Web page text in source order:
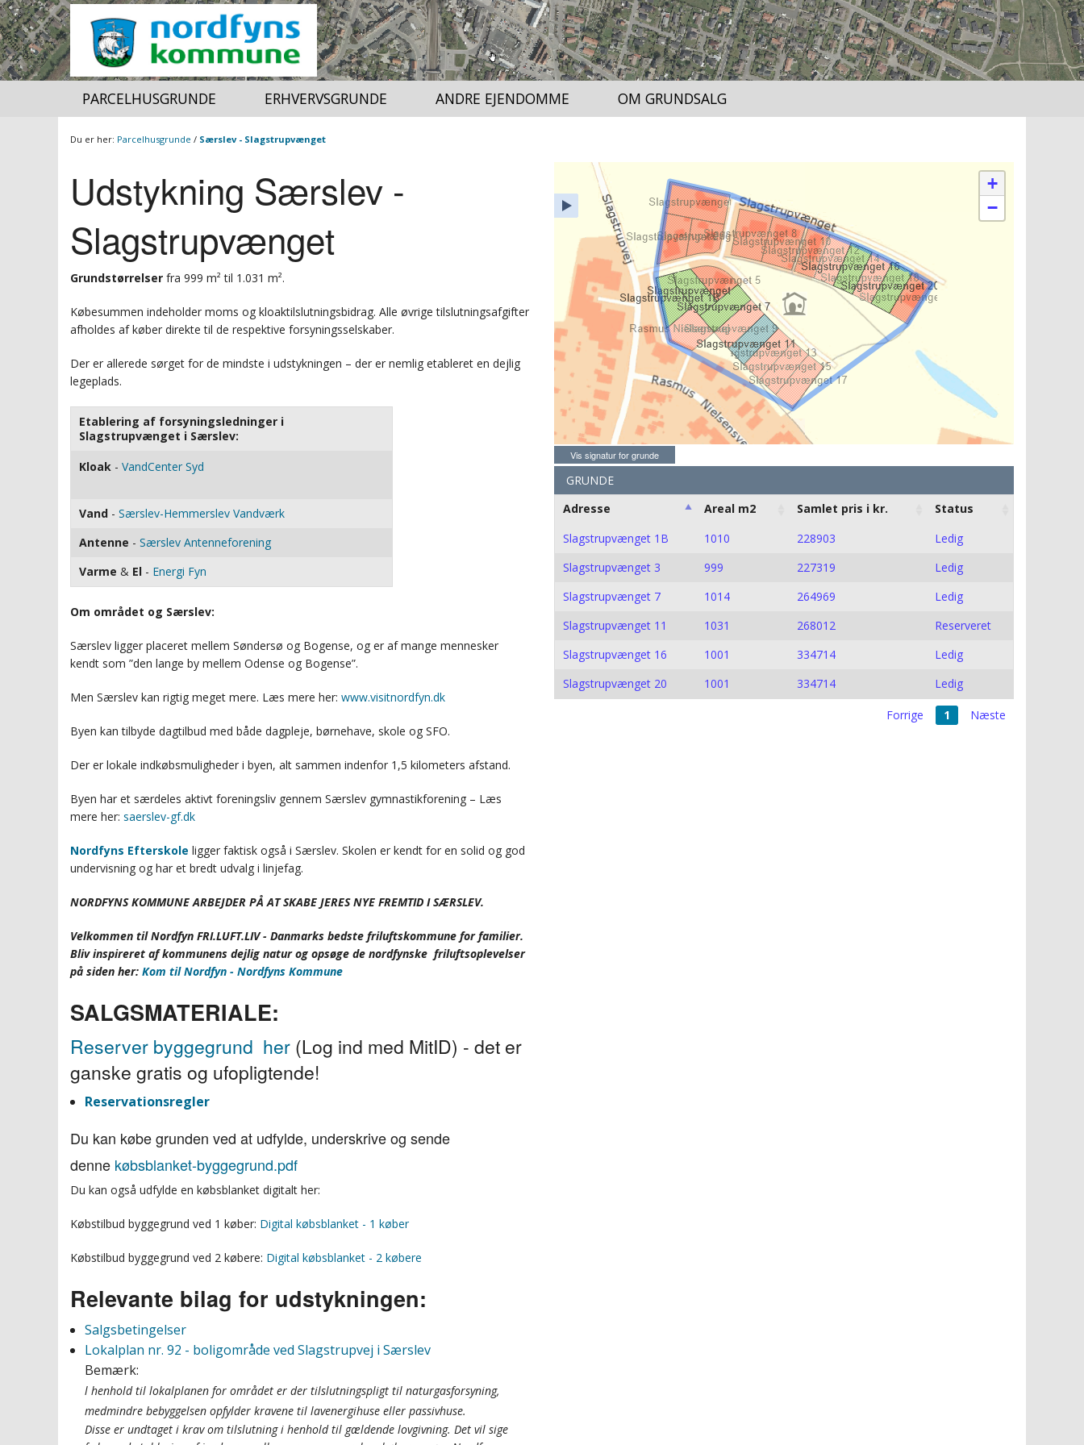
PARCELHUSGRUNDE ERHVERVSGRUNDE ANDRE EJENDOMME OM GRUNDSALG
Du er her: Parcelhusgrunde / Særslev - Slagstrupvænget
LAG
TILBAGE
SAGSBEHANDLERKORT
KMS SKÆRMKORT
LUFTFOTO FORÅR 2021
NATUR OG FRILUFTSKORT
GRUNDSALG_UDSTYKNING
SIGNATURFORKLARING
TILBAGE
GRUNDSALG_GRUND
Fuld skærm
+
−
Vis signatur for grunde
GRUNDE
Adresse
Areal m2 Samlet pris i kr.
Status
Slagstrupvænget 1B
1010 228903
Ledig
Slagstrupvænget 3
999 227319
Ledig
Slagstrupvænget 7
1014 264969
Ledig
Slagstrupvænget 11
1031 268012
Reserveret
Slagstrupvænget 16
1001 334714
Ledig
Slagstrupvænget 20
1001 334714 Ledig
Forrige 1 Næste
Udstykning Særslev -
Slagstrupvænget
Grundstørrelser fra 999 m² til 1.031 m².
Købesummen indeholder moms og kloaktilslutningsbidrag. Alle øvrige tilslutningsafgifter
afholdes af køber direkte til de respektive forsyningsselskaber.
Der er allerede sørget for de mindste i udstykningen – der er nemlig etableret en dejlig
legeplads.
Etablering af forsyningsledninger i
Slagstrupvænget i Særslev:
Kloak - VandCenter Syd
Vand - Særslev-Hemmerslev Vandværk
Antenne - Særslev Antenneforening
Varme & El - Energi Fyn
Om området og Særslev:
Særslev ligger placeret mellem Søndersø og Bogense, og er af mange mennesker
kendt som ”den lange by mellem Odense og Bogense”.
Men Særslev kan rigtig meget mere. Læs mere her: www.visitnordfyn.dk
Byen kan tilbyde dagtilbud med både dagpleje, børnehave, skole og SFO.
Der er lokale indkøbsmuligheder i byen, alt sammen indenfor 1,5 kilometers afstand.
Byen har et særdeles aktivt foreningsliv gennem Særslev gymnastikforening – Læs
mere her: saerslev-gf.dk
Nordfyns Efterskole ligger faktisk også i Særslev. Skolen er kendt for en solid og god
undervisning og har et bredt udvalg i linjefag.
NORDFYNS KOMMUNE ARBEJDER PÅ AT SKABE JERES NYE FREMTID I SÆRSLEV.
Velkommen til Nordfyn FRI.LUFT.LIV - Danmarks bedste friluftskommune for familier.
Bliv inspireret af kommunens dejlig natur og opsøge de nordfynske friluftsoplevelser
på siden her: Kom til Nordfyn - Nordfyns Kommune
SALGSMATERIALE:
Reserver byggegrund her (Log ind med MitID) - det er
ganske gratis og ufopligtende!
Reservationsregler
Du kan købe grunden ved at udfylde, underskrive og sende
denne købsblanket-byggegrund.pdf
Du kan også udfylde en købsblanket digitalt her:
Købstilbud byggegrund ved 1 køber: Digital købsblanket - 1 køber
Købstilbud byggegrund ved 2 købere: Digital købsblanket - 2 købere
Relevante bilag for udstykningen:
Salgsbetingelser
Lokalplan nr. 92 - boligområde ved Slagstrupvej i Særslev
Bemærk:
l henhold til lokalplanen for området er der tilslutningspligt til naturgasforsyning,
medmindre bebyggelsen opfylder kravene til lavenergihuse eller passivhuse.
Disse er undtaget i krav om tilslutning i henhold til gældende lovgivning. Det vil sige